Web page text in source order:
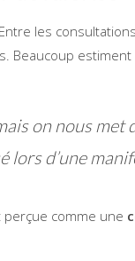
les
Beaucoup
on nous met
lors d’une
comme une